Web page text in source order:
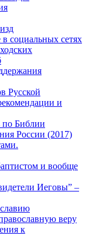
социальных сетях
Русской
и
по Библии
России (2017)
и вообще
Иеговы” –
веру
к